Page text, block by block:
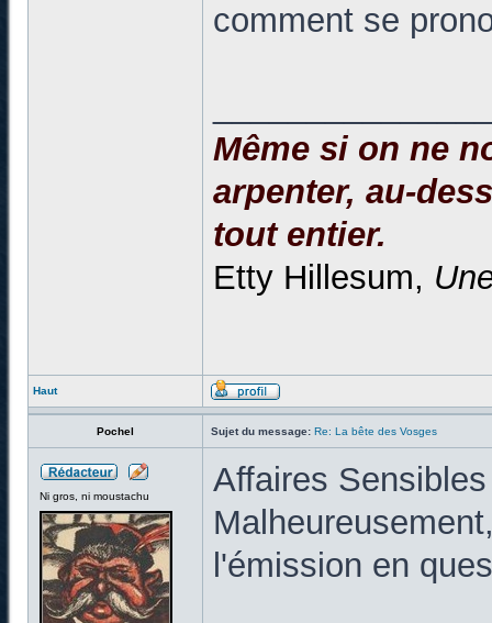
comment se
Même si on ne
arpenter, au-
tout entier.
Etty Hillesum,
Haut
Pochel Sujet du message: Re: La bête des Vosges
Ni gros, ni moustachu
Affaires
l'émission en